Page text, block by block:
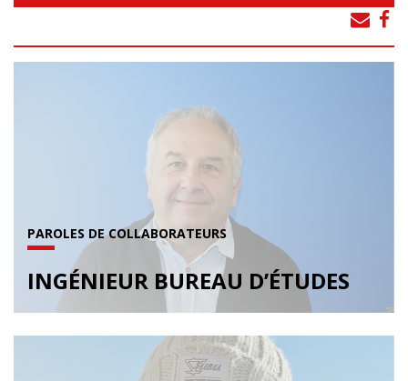
PAROLES DE COLLABORATEURS
INGÉNIEUR BUREAU D’ÉTUDES